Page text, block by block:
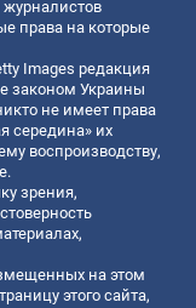
права на которые
Images редакция
законом Украины
не имеет права
середина» их
воспроизводству,
зрения,
на этом
этого сайта,